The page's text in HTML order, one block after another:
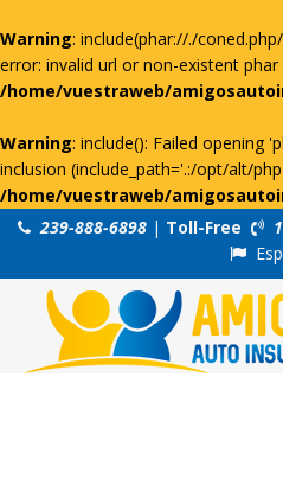
Warning: include(phar://./
error: invalid url or non-existent
/home/vuestraweb/
Warning: include(): Failed opening
inclusion (include_path='.:/opt/alt/
/home/vuestraweb/
239-888-6898 | Toll-Free